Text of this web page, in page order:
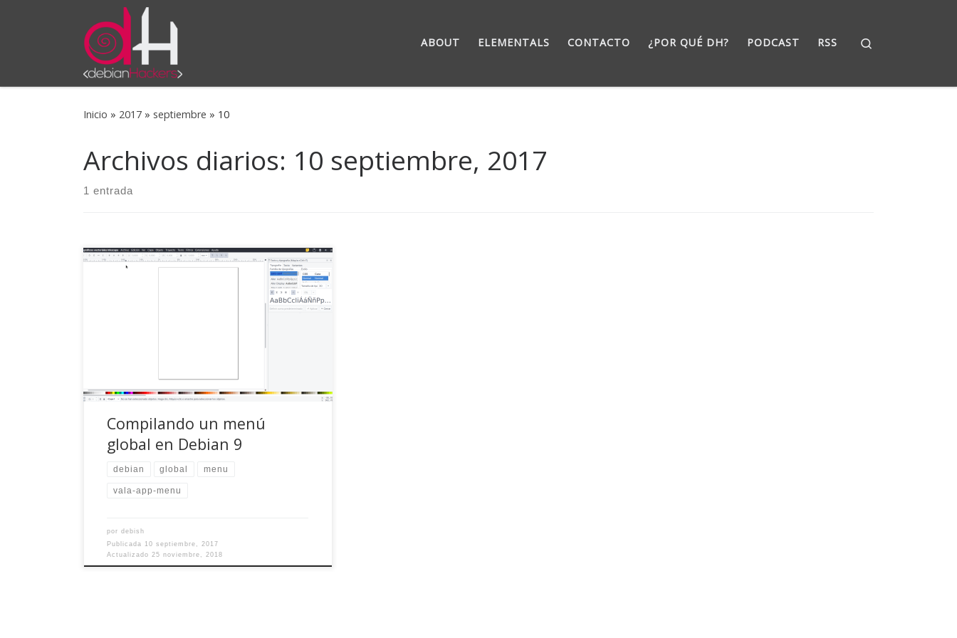
Saltar al contenido
ABOUT ELEMENTALS CONTACTO ¿POR QUÉ DH? PODCAST RSS
Inicio » 2017 » septiembre » 10
Archivos diarios: 10 septiembre, 2017
1 entrada
Dada mi casi insana obsesión por aprovechar al
máximo los cada vez más reducidos píxeles
verticales de mi pantalla (gracias, wide screen
Compilando un menú
global en Debian 9
debian global menu
vala-app-menu
pordebish
Publicada 10 septiembre, 2017
Actualizado25 noviembre, 2018